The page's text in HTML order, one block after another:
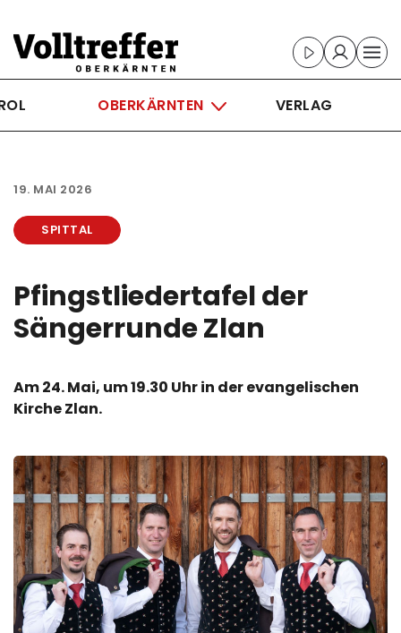
Skip to main content
OBERKÄRNTEN VERLAG
19. MAI 2026
SPITTAL
Pfingstliedertaf­el der
Sängerrunde Zlan
Am 24. Mai, um 19.30 Uhr in der evangelischen
Kirche Zlan.